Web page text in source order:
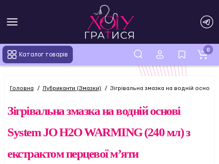
Каталог товарів
0
Головна Лубриканти (Змазки) Зігрівальна змазка на водній основі
Зігрівальна змазка на водній основі
System JO H2O WARMING (240 мл) з
екстрактом перцевої м’яти